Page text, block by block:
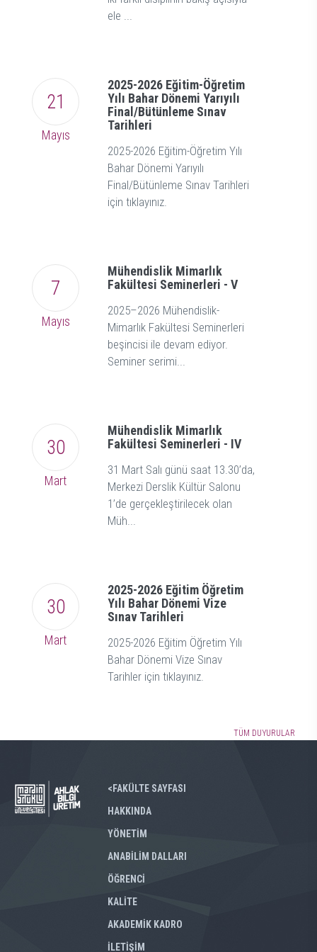
ele ...
21
Mayıs
2025-2026 Eğitim-Öğretim
Yılı Bahar Dönemi Yarıyılı
Final/Bütünleme Sınav
Tarihleri
2025-2026 Eğitim-Öğretim Yılı
Bahar Dönemi Yarıyılı
Final/Bütünleme Sınav Tarihleri
için tıklayınız.
7
Mayıs
Mühendislik Mimarlık
Fakültesi Seminerleri - V
2025–2026 Mühendislik-
Mimarlık Fakültesi Seminerleri
beşincisi ile devam ediyor.
Seminer serimi...
30
Mart
Mühendislik Mimarlık
Fakültesi Seminerleri - IV
31 Mart Salı günü saat 13.30’da,
Merkezi Derslik Kültür Salonu
1’de gerçekleştirilecek olan
Müh...
30
Mart
2025-2026 Eğitim Öğretim
Yılı Bahar Dönemi Vize
Sınav Tarihleri
2025-2026 Eğitim Öğretim Yılı
Bahar Dönemi Vize Sınav
Tarihler için tıklayınız.
TÜM DUYURULAR
<FAKÜLTE SAYFASI
HAKKINDA
YÖNETİM
ANABİLİM DALLARI
ÖĞRENCİ
KALİTE
AKADEMİK KADRO
İLETİŞİM